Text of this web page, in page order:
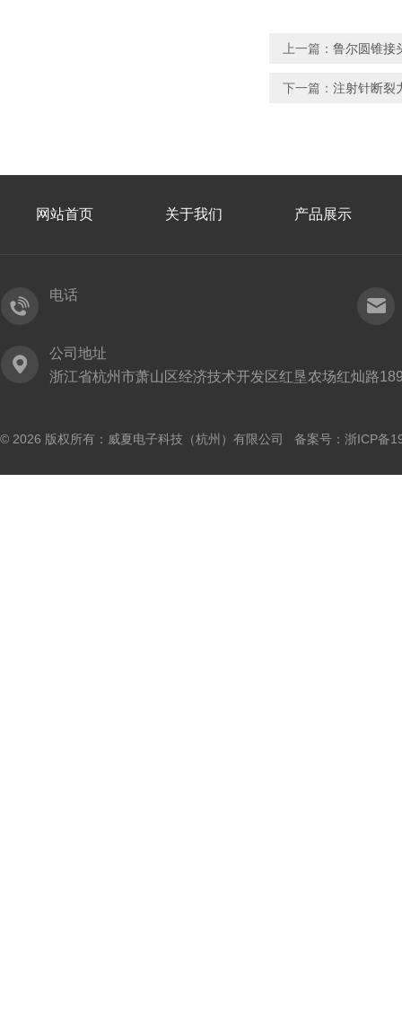
上一篇： 鲁尔圆锥接
下一篇： 注射针断裂
网站首页 关于我们 产品展示
电话
公司地址
浙江省杭州市萧山区经济技术开发区红垦农场红灿路
© 2026 版权所有：威夏电子科技（杭州）有限公司 备案号： 浙ICP备